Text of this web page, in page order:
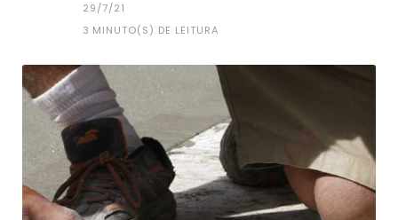
29/7/21
3 MINUTO(S) DE LEITURA